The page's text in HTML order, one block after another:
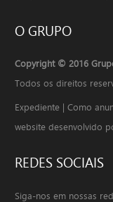
O GRUPO
Copyright © 2016
Todos os direitos
Expediente | Como
website desenvolvido
REDES SOCIAIS
Siga-nos em nossas